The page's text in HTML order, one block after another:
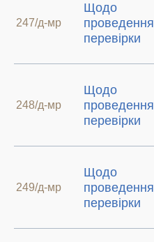
247/д-мр
Щодо
проведення
перевірки
248/д-мр
Щодо
проведення
перевірки
249/д-мр
Щодо
проведення
перевірки